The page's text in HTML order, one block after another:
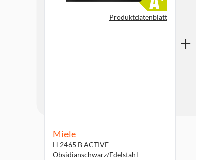
Produktdatenblatt
Miele
H 2465 B ACTIVE
Obsidianschwarz/Edelstahl